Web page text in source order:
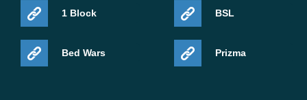
1 Block
Bed Wars
BSL
Prizma